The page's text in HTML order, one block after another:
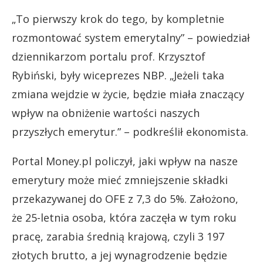
„To pierwszy krok do tego, by kompletnie
rozmontować system emerytalny” – powiedział
dziennikarzom portalu prof. Krzysztof
Rybiński, były wiceprezes NBP. „Jeżeli taka
zmiana wejdzie w życie, będzie miała znaczący
wpływ na obniżenie wartości naszych
przyszłych emerytur.” – podkreślił ekonomista.
Portal Money.pl policzył, jaki wpływ na nasze
emerytury może mieć zmniejszenie składki
przekazywanej do OFE z 7,3 do 5%. Założono,
że 25-letnia osoba, która zaczęła w tym roku
pracę, zarabia średnią krajową, czyli 3 197
złotych brutto, a jej wynagrodzenie będzie